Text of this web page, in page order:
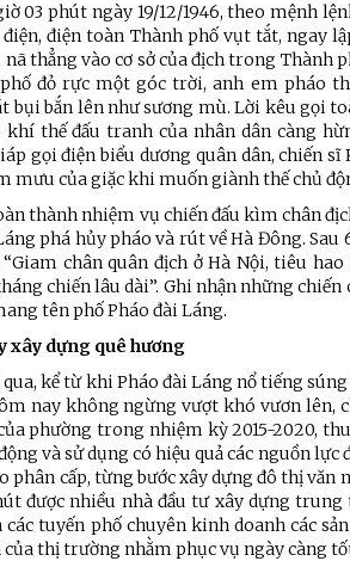
03 phút ngày 19/12/1946, theo mệnh
điện toàn Thành phố vụt tắt, ngay
thẳng vào cơ sở của địch trong Thành
phố đỏ rực một góc trời, anh em pháo
bụi bắn lên như sương mù. Lời kêu gọi
khí thế đấu tranh của nhân dân càng
gọi điện biểu dương quân dân, chiến sĩ
mưu của giặc khi muốn giành thế chủ
thành nhiệm vụ chiến đấu kìm chân
phá hủy pháo và rút về Hà Đông.
chân quân địch ở Hà Nội, tiêu
chiến lâu dài”. Ghi nhận những
tên phố Pháo đài Láng.
xây dựng quê hương
qua, kể từ khi Pháo đài Láng nổ tiếng
nay không ngừng vượt khó vươn lên,
phường trong nhiệm kỳ 2015-2020,
và sử dụng có hiệu quả các nguồn
phân cấp, từng bước xây dựng đô thị văn
được nhiều nhà đầu tư xây dựng
tuyến phố chuyên kinh doanh các
thị trường nhằm phục vụ ngày càng
Thiết giáp SSCĐ cao
Tết Nguyên đán
Bộ Tư
chính
thăm,